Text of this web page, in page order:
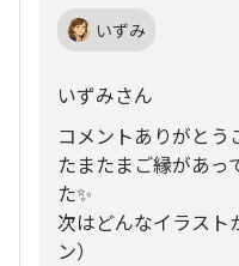
いずみ
いずみさん
コメントありがとう
たまたまご縁があっ
た✨
次はどんなイラスト
ン）